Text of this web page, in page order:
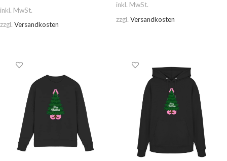
inkl. MwSt.
zzgl. Versandkosten
inkl. MwSt.
zzgl. Versandkosten